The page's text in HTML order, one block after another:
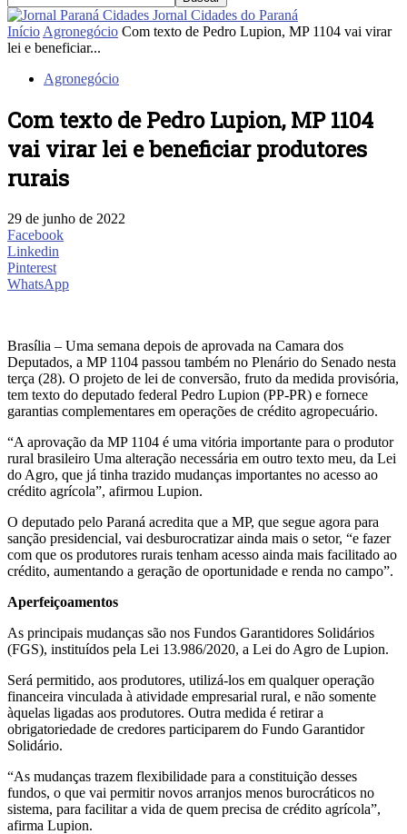
Jornal Cidades do Paraná
Início Agronegócio Com texto de Pedro Lupion, MP 1104 vai virar
lei e beneficiar...
Agronegócio
Com texto de Pedro Lupion, MP 1104
vai virar lei e beneficiar produtores
rurais
29 de junho de 2022
Facebook
Linkedin
Pinterest
WhatsApp
Brasília – Uma semana depois de aprovada na Camara dos
Deputados, a MP 1104 passou também no Plenário do Senado nesta
terça (28). O projeto de lei de conversão, fruto da medida provisória,
tem texto do deputado federal Pedro Lupion (PP-PR) e fornece
garantias complementares em operações de crédito agropecuário.
“A aprovação da MP 1104 é uma vitória importante para o produtor
rural brasileiro Uma alteração necessária em outro texto meu, da Lei
do Agro, que já tinha trazido mudanças importantes no acesso ao
crédito agrícola”, afirmou Lupion.
O deputado pelo Paraná acredita que a MP, que segue agora para
sanção presidencial, vai desburocratizar ainda mais o setor, “e fazer
com que os produtores rurais tenham acesso ainda mais facilitado ao
crédito, aumentando a geração de oportunidade e renda no campo”.
Aperfeiçoamentos
As principais mudanças são nos Fundos Garantidores Solidários
(FGS), instituídos pela Lei 13.986/2020, a Lei do Agro de Lupion.
Será permitido, aos produtores, utilizá-los em qualquer operação
financeira vinculada à atividade empresarial rural, e não somente
àquelas ligadas aos produtores. Outra medida é retirar a
obrigatoriedade de credores participarem do Fundo Garantidor
Solidário.
“As mudanças trazem flexibilidade para a constituição desses
fundos, o que vai permitir novos arranjos menos burocráticos no
sistema, para facilitar a vida de quem precisa de crédito agrícola”,
afirma Lupion.